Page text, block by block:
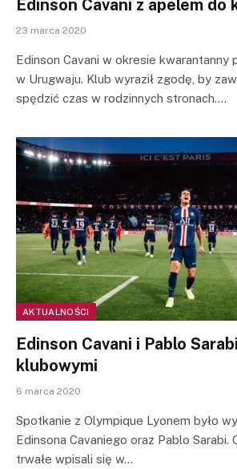
Edinson Cavani z apelem do
23 marca 2020
Edinson Cavani w okresie kwarantanny
w Urugwaju. Klub wyraził zgodę, by
spędzić czas w rodzinnych stronach.…
AKTUALNOŚCI
Edinson Cavani i Pablo
klubowymi
6 marca 2020
Spotkanie z Olympique Lyonem było
Edinsona Cavaniego oraz Pablo Sarabi.
trwałe wpisali się w…